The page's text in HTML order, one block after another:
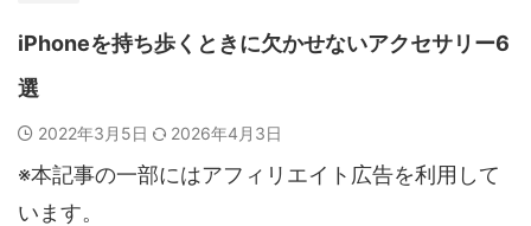
iPhoneを持ち歩くときに欠かせないアクセサリー6
選
2022年3月5日 2026年4月3日
※本記事の一部にはアフィリエイト広告を利用して
います。